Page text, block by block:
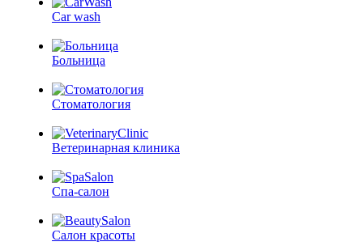
Car wash
Больница
Стоматология
Ветеринарная клиника
Спа-салон
Салон красоты